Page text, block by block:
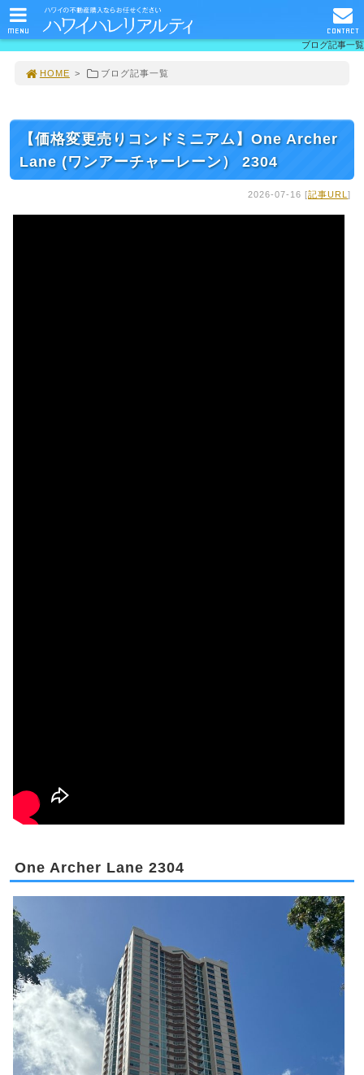
ブログ記事一覧
HOME > ブログ記事一覧
【価格変更売りコンドミニアム】One Archer
Lane (ワンアーチャーレーン） 2304
2026-07-16 [記事URL ]
One Archer Lane 2304
MENU CONTACT